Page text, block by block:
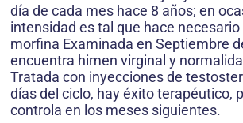
día de cada mes hace 8 años; en
intensidad es tal que hace necesario
morfina Examinada en Septiembre
encuentra himen virginal y
Tratada con inyecciones de
días del ciclo, hay éxito terapéutico,
controla en los meses siguientes.